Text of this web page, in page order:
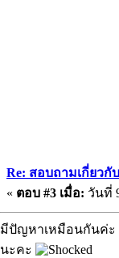
Re: สอบถามเกี่ยวกั
« ตอบ #3 เมื่อ: วันที่
มีปัญหาเหมือนกันค่ะ
นะคะ